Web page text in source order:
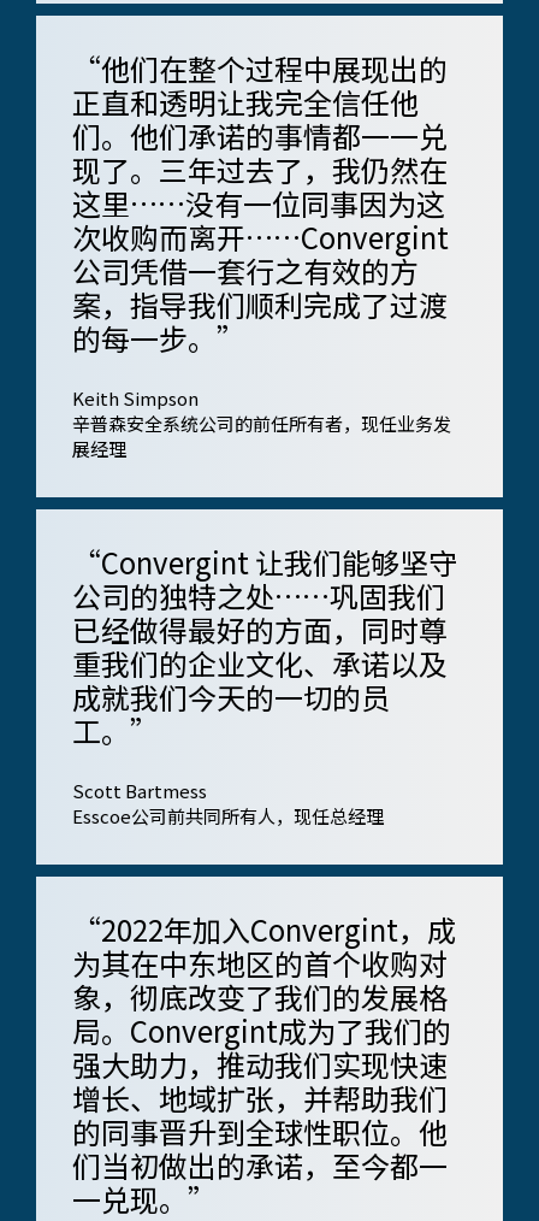
“他们在整个过程中展现出的
正直和透明让我完全信任他
们。他们承诺的事情都一一兑
现了。三年过去了，我仍然在
这里……没有一位同事因为这
次收购而离开……Convergint
公司凭借一套行之有效的方
案，指导我们顺利完成了过渡
的每一步。”
Keith Simpson
辛普森安全系统公司的前任所有者，现任​​业务发
展经理
“Convergint 让我们能够坚守
公司的独特之处……巩固我们
已经做得最好的方面，同时尊
重我们的企业文化、承诺以及
成就我们今天的一切的员
工。”
Scott Bartmess
Esscoe公司前共同所有人，现任总经理
“2022年加入Convergint，成
为其在中东地区的首个收购对
象，彻底改变了我们的发展格
局。Convergint成为了我们的
强大助力，推动我们实现快速
增长、地域扩张，并帮助我们
的同事晋升到全球性职位。他
们当初做出的承诺，至今都一
一兑现。”